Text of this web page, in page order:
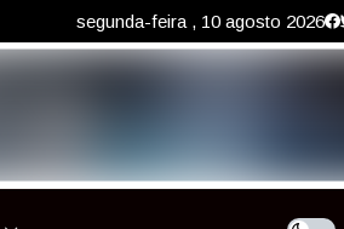
segunda-feira , 10 agosto 2026